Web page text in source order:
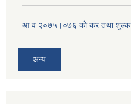
आ व २०७५।०७६ काे कर तथा शुल्क
अन्य